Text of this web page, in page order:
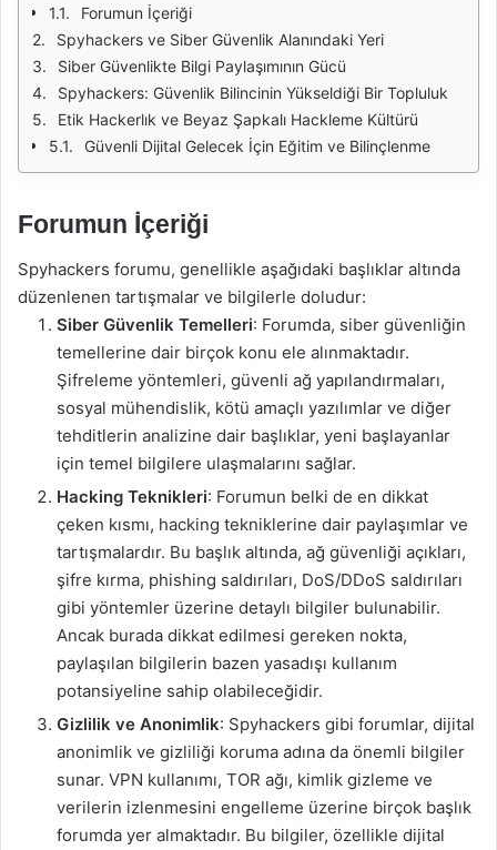
Forumun İçeriği
Spyhackers ve Siber Güvenlik Alanındaki Yeri
Siber Güvenlikte Bilgi Paylaşımının Gücü
Spyhackers: Güvenlik Bilincinin Yükseldiği Bir Topluluk
Etik Hackerlık ve Beyaz Şapkalı Hackleme Kültürü
Güvenli Dijital Gelecek İçin Eğitim ve Bilinçlenme
Forumun İçeriği
Spyhackers forumu, genellikle aşağıdaki başlıklar altında
düzenlenen tartışmalar ve bilgilerle doludur:
Siber Güvenlik Temelleri: Forumda, siber güvenliğin
temellerine dair birçok konu ele alınmaktadır.
Şifreleme yöntemleri, güvenli ağ yapılandırmaları,
sosyal mühendislik, kötü amaçlı yazılımlar ve diğer
tehditlerin analizine dair başlıklar, yeni başlayanlar
için temel bilgilere ulaşmalarını sağlar.
Hacking Teknikleri: Forumun belki de en dikkat
çeken kısmı, hacking tekniklerine dair paylaşımlar ve
tartışmalardır. Bu başlık altında, ağ güvenliği açıkları,
şifre kırma, phishing saldırıları, DoS/DDoS saldırıları
gibi yöntemler üzerine detaylı bilgiler bulunabilir.
Ancak burada dikkat edilmesi gereken nokta,
paylaşılan bilgilerin bazen yasadışı kullanım
potansiyeline sahip olabileceğidir.
Gizlilik ve Anonimlik: Spyhackers gibi forumlar, dijital
anonimlik ve gizliliği koruma adına da önemli bilgiler
sunar. VPN kullanımı, TOR ağı, kimlik gizleme ve
verilerin izlenmesini engelleme üzerine birçok başlık
forumda yer almaktadır. Bu bilgiler, özellikle dijital